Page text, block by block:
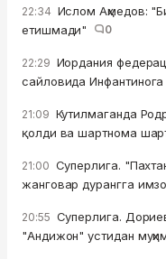
22:34 Ислом Аҳмедов:
етишмади"
0
22:29 Иордания
сайловида
21:09 Кутилмаганда
қолди ва шартнома
21:00 Суперлига.
жанговар дурангга
20:55 Суперлига.
"Андижон" устидан